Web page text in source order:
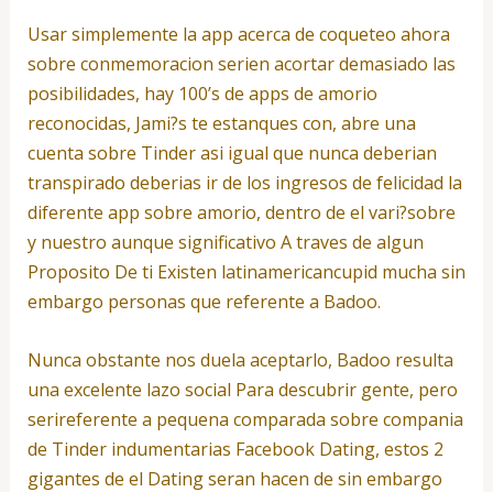
Usar simplemente la app acerca de coqueteo ahora
sobre conmemoracion seri­en acortar demasiado las
posibilidades, hay 100’s de apps de amorio
reconocidas, Jami?s te estanques con, abre una
cuenta sobre Tinder asi­ igual que nunca deberian
transpirado deberias ir de los ingresos de felicidad la
diferente app sobre amorio, dentro de el vari?sobre
y nuestro aunque significativo A traves de algun
Proposito De ti Existen latinamericancupid mucha sin
embargo personas que referente a Badoo.
Nunca obstante nos duela aceptarlo, Badoo resulta
una excelente lazo social Para descubrir gente, pero
seri­referente a pequena comparada sobre compania
de Tinder indumentarias Facebook Dating, estos 2
gigantes de el Dating seran hacen de sin embargo